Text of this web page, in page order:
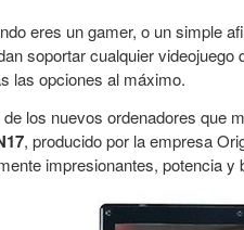
eres un gamer, o un simple
soportar cualquier
las opciones al máximo.
de los nuevos ordenadores que
, producido por la empresa
impresionantes, potencia